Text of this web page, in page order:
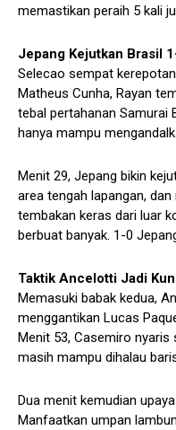
memastikan peraih 5 kali
Jepang Kejutkan Brasil
Selecao sempat
Matheus Cunha, Rayan
tebal pertahanan Samurai
hanya mampu
Menit 29, Jepang bikin
area tengah lapangan,
tembakan keras dari luar
berbuat banyak. 1-0
Taktik Ancelotti Jadi
Memasuki babak kedua,
menggantikan Lucas
Menit 53, Casemiro nyaris
masih mampu dihalau
Dua menit kemudian
Manfaatkan umpan